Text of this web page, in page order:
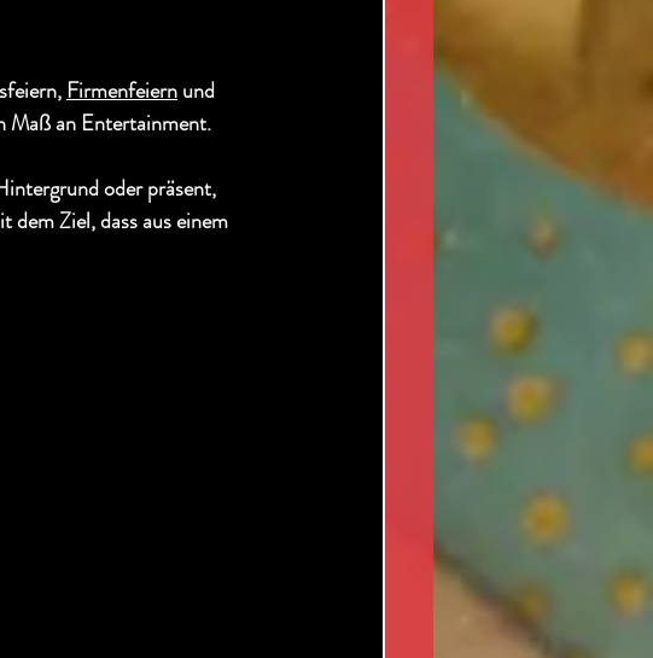
Firmenfeiern und
Maß an Entertainment.
oder präsent,
Ziel, dass aus einem